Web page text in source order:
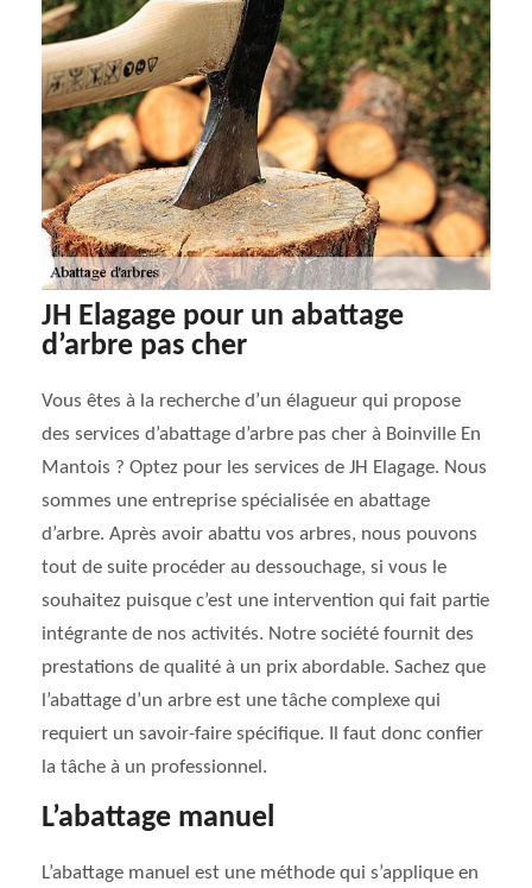
JH Elagage pour un abattage
d’arbre pas cher
Vous êtes à la recherche d’un élagueur qui propose
des services d’abattage d’arbre pas cher à Boinville En
Mantois ? Optez pour les services de JH Elagage. Nous
sommes une entreprise spécialisée en abattage
d’arbre. Après avoir abattu vos arbres, nous pouvons
tout de suite procéder au dessouchage, si vous le
souhaitez puisque c’est une intervention qui fait partie
intégrante de nos activités. Notre société fournit des
prestations de qualité à un prix abordable. Sachez que
l’abattage d’un arbre est une tâche complexe qui
requiert un savoir-faire spécifique. Il faut donc confier
la tâche à un professionnel.
L’abattage manuel
L’abattage manuel est une méthode qui s’applique en